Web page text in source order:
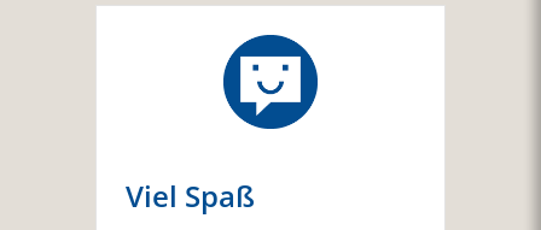
Viel Spaß